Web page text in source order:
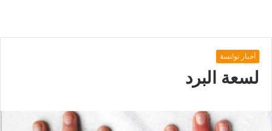
أخبار توانسة
لسعة البرد